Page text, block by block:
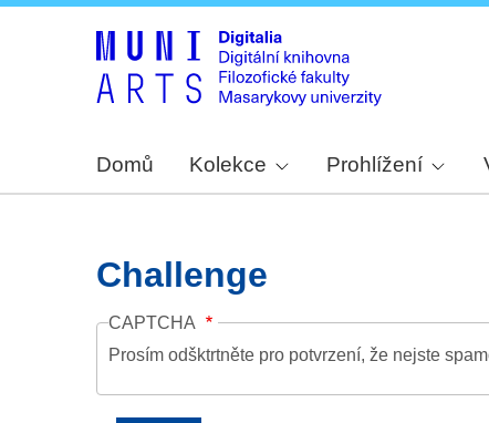
Domů Kolekce Prohlížení
Challenge
CAPTCHA
Prosím odšktrtněte pro potvrzení, že nejste